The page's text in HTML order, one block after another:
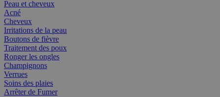
Peau et cheveux
Acné
Cheveux
Irritations de la peau
Boutons de fièvre
Traitement des poux
Ronger les ongles
Champignons
Verrues
Soins des plaies
Arrêter de Fumer